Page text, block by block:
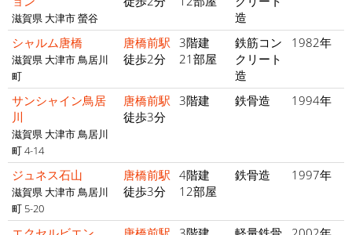
滋賀県 大津市 螢谷
造
シャルム唐橋
滋賀県 大津市 鳥居川
町
唐橋前駅
徒歩2分
3階建
21部屋
鉄筋コン
クリート
造
1982年
サンシャイン鳥居
川
滋賀県 大津市 鳥居川
町 4-14
唐橋前駅
徒歩3分
3階建 鉄骨造 1994年
ジュネス石山
滋賀県 大津市 鳥居川
町 5-20
唐橋前駅
徒歩3分
4階建
12部屋
鉄骨造 1997年